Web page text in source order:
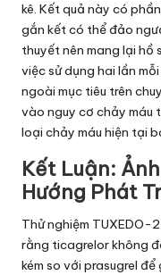
kê. Kết quả này có
gắn kết có thể đảo
thuyết nên mang lại hồ
việc sử dụng hai lần
ngoài mục tiêu trên
vào nguy cơ chảy máu
loại chảy máu hiện tại
Kết Luận:
Hướng Phát
Thử nghiệm TUXEDO-
rằng ticagrelor không
kém so với prasugrel